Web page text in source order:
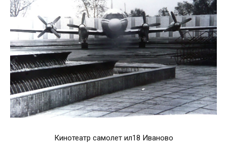
Кинотеатр самолет ил18 Иваново